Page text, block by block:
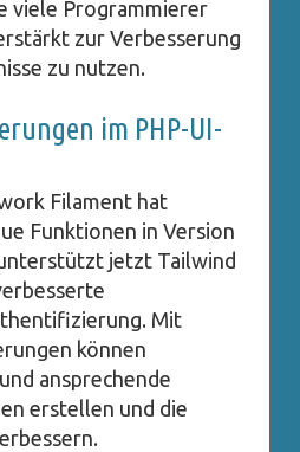
viele Programmierer
zur Verbesserung
zu nutzen.
im PHP-UI-
Filament hat
Funktionen in Version
jetzt Tailwind
Mit
können
ansprechende
erstellen und die